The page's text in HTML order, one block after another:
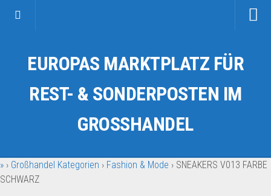
Kategorien
Auto & Motorrad
Fahrzeuge & Transport
Garten & Werkzeug
Geschäft, Büro & Schreibwaren
EUROPAS MARKTPLATZ FÜR
REST- & SONDERPOSTEN IM
GROSSHANDEL
» › Großhandel Kategorien › Fashion & Mode › SNEAKERS V013 FARBE
SCHWARZ